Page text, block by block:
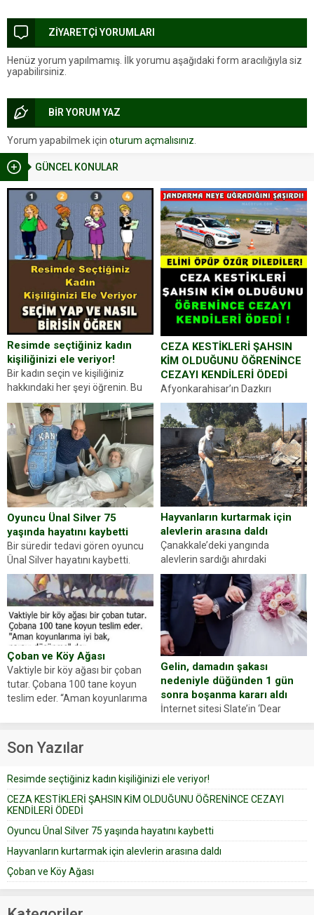
GÜNCEL KONULAR
Resimde seçtiğiniz kadın
kişiliğinizi ele veriyor!
Bir kadın seçin ve kişiliğiniz
hakkındaki her şeyi öğrenin. Bu
kez karşınıza oldukça farklı bir
kişilik testiyle çıkıyoruz. Resimde
gördüğünüz kadın figürlerinden
dikkatinizi en...
CEZA KESTİKLERİ ŞAHSIN
KİM OLDUĞUNU ÖĞRENİNCE
CEZAYI KENDİLERİ ÖDEDİ
Afyonkarahisar’ın Dazkırı
ilçesinde trafik uygulaması
yapan jandarma ekipleri
durdurdukları bir otomobilin
sürücüsünden ehliyet ve ruhsat
sorup belgelerini istedi. Sürücü
Abdurrahman Ö.nün verdiği
evraklarda eksik olduğunu...
Oyuncu Ünal Silver 75
yaşında hayatını kaybetti
Bir süredir tedavi gören oyuncu
Ünal Silver hayatını kaybetti.
Haberi, oyuncunun menajerlik
ajansı duyurdu. Renda Güner,
sosyal medya hesabında “Usta
Oyuncumuz ve çok değerli
dostumuz...
Hayvanların kurtarmak için
alevlerin arasına daldı
Çanakkale’deki yangında
alevlerin sardığı ahırdaki
hayvanlarını kurtarmak isteyen
Zeki Demir (66) ölümden döndü.
Yüzünde ve ellerinde yanıklar
oluşan Demir, kâbus dolu anları
anlattı… Merkeze bağlı...
Çoban ve Köy Ağası
Vaktiyle bir köy ağası bir çoban
tutar. Çobana 100 tane koyun
teslim eder. “Aman koyunlarıma
Çoban koyunları alır gider. Aylar...
Gelin, damadın şakası
nedeniyle düğünden 1 gün
sonra boşanma kararı aldı
İnternet sitesi Slate’in ‘Dear
Prudence’ isimli tavsiye köşesine
yapıştırdığı için düğünden...
Son Yazılar
Resimde seçtiğiniz kadın kişiliğinizi ele veriyor!
CEZA KESTİKLERİ ŞAHSIN KİM OLDUĞUNU ÖĞRENİNCE CEZAYI
KENDİLERİ ÖDEDİ
Oyuncu Ünal Silver 75 yaşında hayatını kaybetti
Hayvanların kurtarmak için alevlerin arasına daldı
Çoban ve Köy Ağası
ZİYARETÇİ YORUMLARI
Henüz yorum yapılmamış. İlk yorumu aşağıdaki form aracılığıyla siz
yapabilirsiniz.
BİR YORUM YAZ
Yorum yapabilmek için oturum açmalısınız